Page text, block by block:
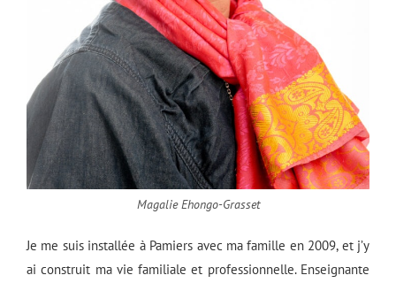
Magalie Ehongo-Grasset
Je me suis installée à Pamiers avec ma famille en 2009, et j’y
ai construit ma vie familiale et professionnelle. Enseignante